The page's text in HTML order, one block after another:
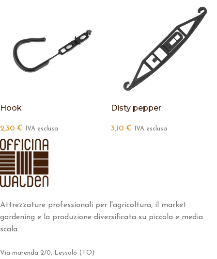
Hook
2,30 € IVA esclusa
Disty pepper
3,10 € IVA esclusa
Attrezzature professionali per l'agricoltura, il market
gardening e la produzione diversificata su piccola e media
scala
Via marenda 2/0, Lessolo (TO)